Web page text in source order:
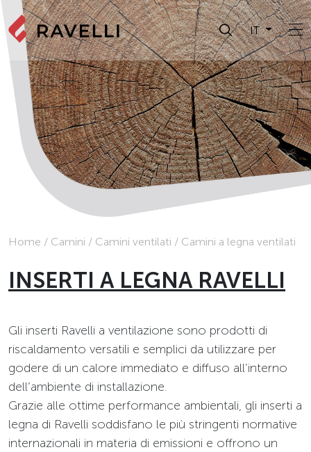
IT
Home / Camini / Camini ventilati / Camini a legna ventilati
INSERTI A LEGNA RAVELLI
Gli inserti Ravelli a ventilazione sono prodotti di
riscaldamento versatili e semplici da utilizzare per
godere di un calore immediato e diffuso all’interno
dell’ambiente di installazione.
Grazie alle ottime performance ambientali, gli inserti a
legna di Ravelli soddisfano le più stringenti normative
internazionali in materia di emissioni e offrono un